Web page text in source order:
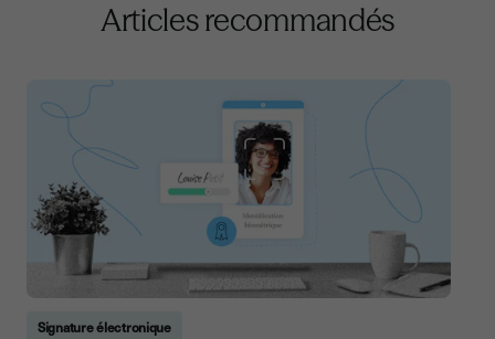
Articles recommandés
Signature électronique